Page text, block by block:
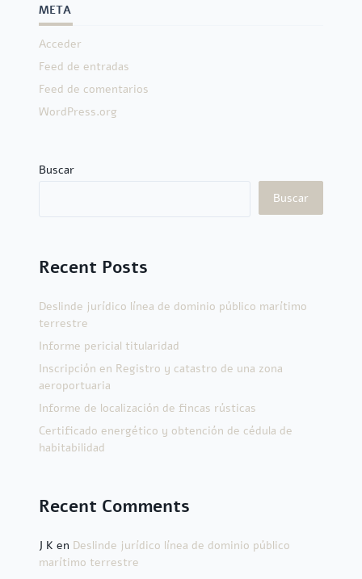
META
Acceder
Feed de entradas
Feed de comentarios
WordPress.org
Buscar
Buscar
Recent Posts
Deslinde jurídico línea de dominio público marítimo
terrestre
Informe pericial titularidad
Inscripción en Registro y catastro de una zona
aeroportuaria
Informe de localización de fincas rústicas
Certificado energético y obtención de cédula de
habitabilidad
Recent Comments
J K en Deslinde jurídico línea de dominio público
marítimo terrestre